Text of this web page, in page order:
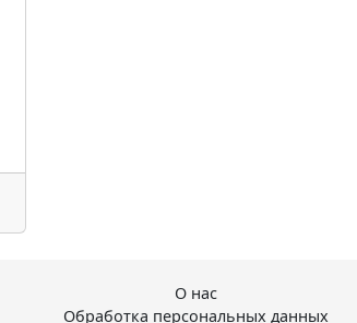
О нас
Обработка персональных данных